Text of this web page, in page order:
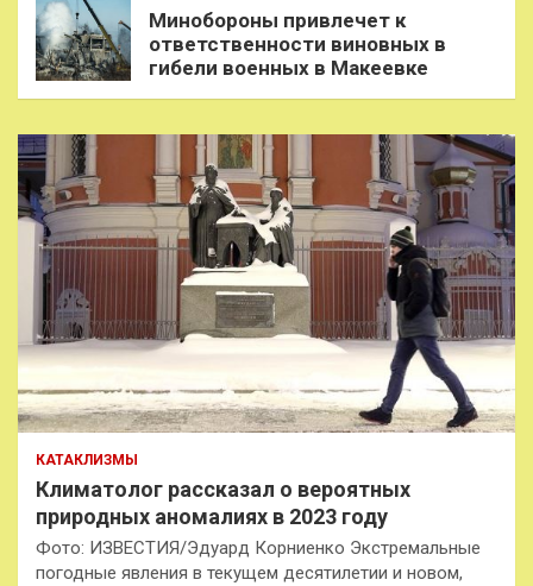
Минобороны привлечет к
ответственности виновных в
гибели военных в Макеевке
КАТАКЛИЗМЫ
Климатолог рассказал о вероятных
природных аномалиях в 2023 году
Фото: ИЗВЕСТИЯ/Эдуард Корниенко Экстремальные
погодные явления в текущем десятилетии и новом,